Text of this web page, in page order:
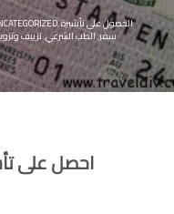
,الحصول على تأشيرة
سفر,الطب الشرعي,تزييف
احصل على